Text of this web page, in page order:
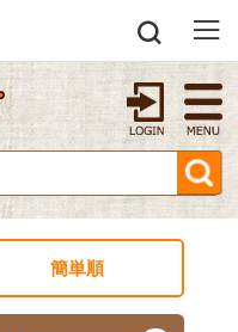
簡単順